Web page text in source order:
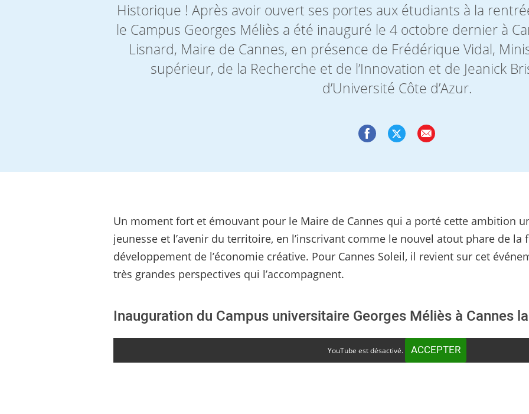
Historique ! Après avoir ouvert ses portes aux étudiants à la
le Campus Georges Méliès a été inauguré le 4 octobre dernier à
Lisnard, Maire de Cannes, en présence de Frédérique Vidal,
supérieur, de la Recherche et de l’Innovation et de Jeanick
d’Université Côte d’Azur.
Un moment fort et émouvant pour le Maire de Cannes qui a porté cette ambition
jeunesse et l’avenir du territoire, en l’inscrivant comme le nouvel atout phare de la
développement de l’économie créative. Pour Cannes Soleil, il revient sur cet
très grandes perspectives qui l’accompagnent.
Inauguration du Campus universitaire Georges Méliès à Cannes
YouTube est désactivé. ACCEPTER